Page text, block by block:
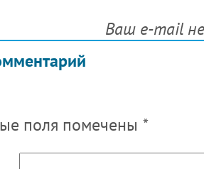
Ваш e-mail
поля помечены *